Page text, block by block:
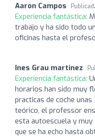
Aaron Campos
Experiencia fantástica:
trabajo y ha sido todo
oficinas hasta el
Ines Grau martinez
Experiencia fantástica:
horarios han sido muy
practicas de coche
teórico, el professor
esta autoescuela y
que se ha echo hasta